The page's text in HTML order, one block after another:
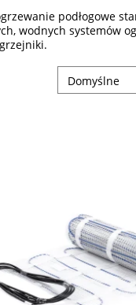
podłogowe
wodnych systemów